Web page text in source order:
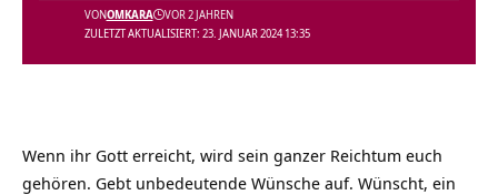
ZULETZT AKTUALISIERT: 23. JANUAR 2024 13:35
VONOMKARA VOR 2 JAHREN
Wenn ihr Gott erreicht, wird sein ganzer Reichtum euch
gehören. Gebt unbedeutende Wünsche auf. Wünscht, ein